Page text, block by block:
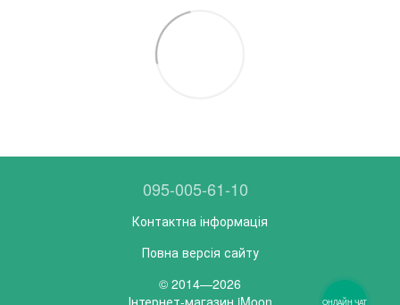
095-005-61-10
Контактна інформація
Повна версія сайту
© 2014—2026
ОНЛАЙН ЧАТ